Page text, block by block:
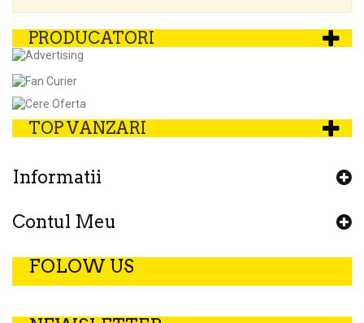
PRODUCATORI
TOP VANZARI
Informatii
Contul Meu
FOLOW US